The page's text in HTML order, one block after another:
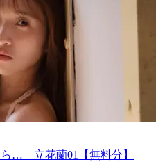
… 立花蘭01【無料分】